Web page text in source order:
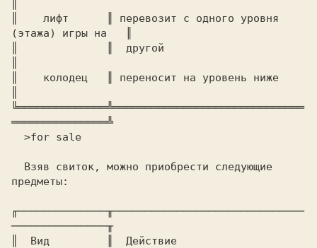
║    лифт      ║ перевозит с одного уровня
(этажа) игры на   ║
║              ║  другой
║    колодец   ║ переносит на уровень ниже
╚══════════════╩══════════════════════════════
предметы:
╓──────────────╥──────────────────────────────
───────────────╥
║  Вид         ║  Действие